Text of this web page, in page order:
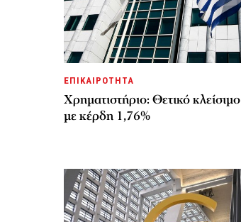
ΕΠΙΚΑΙΡΟΤΗΤΑ
Χρηματιστήριο: Θετικό
με κέρδη 1,76%